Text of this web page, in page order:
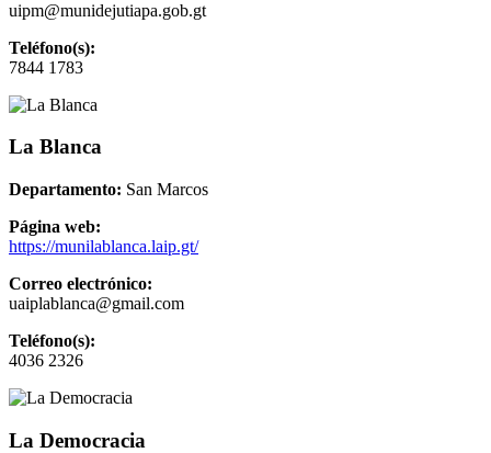
uipm@munidejutiapa.gob.gt
Teléfono(s):
7844 1783
La Blanca
Departamento: San Marcos
Página web:
https://munilablanca.laip.gt/
Correo electrónico:
uaiplablanca@gmail.com
Teléfono(s):
4036 2326
La Democracia